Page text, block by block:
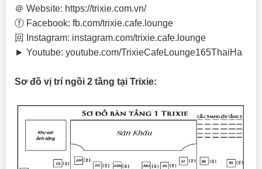
＠ Website: https://trixie.com.vn/
ⓕ Facebook: fb.com/trixie.cafe.lounge
回 Instagram: instagram.com/trixie.cafe.lounge
► Youtube: youtube.com/TrixieCafeLounge165ThaiHa
Sơ đồ vị trí ngồi 2 tầng tại Trixie: